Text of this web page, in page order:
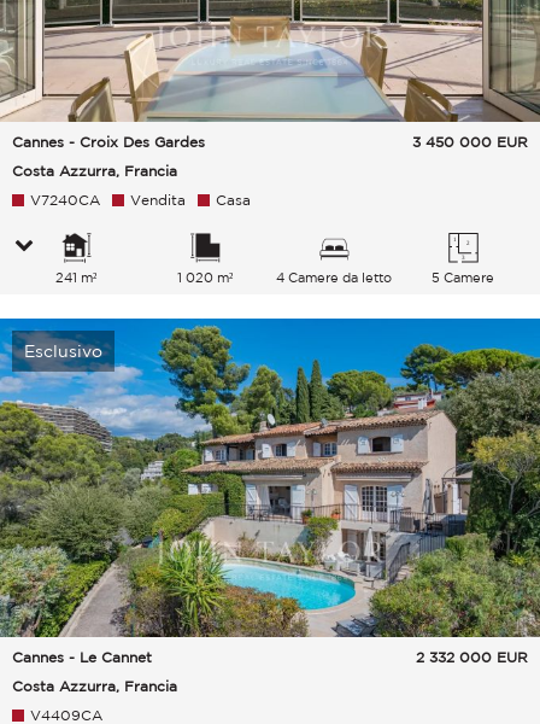
Cannes - Croix Des Gardes
Costa Azzurra, Francia
3 450 000 EUR
V7240CA Vendita Casa
241 m² 1 020 m² 4 Camere da letto 5 Camere
Esclusivo
Cannes - Le Cannet
Costa Azzurra, Francia
2 332 000 EUR
V4409CA